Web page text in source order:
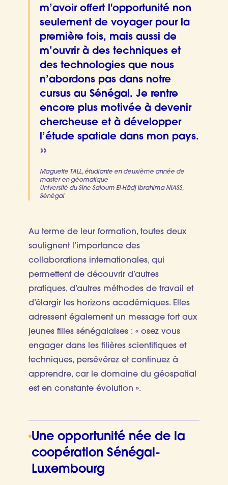
m’avoir offert l'opportunité non
seulement de voyager pour la
première fois, mais aussi de
m’ouvrir à des techniques et
des technologies que nous
n’abordons pas dans notre
cursus au Sénégal. Je rentre
encore plus motivée à devenir
chercheuse et à développer
l’étude spatiale dans mon pays.
Maguette TALL, étudiante en deuxième année de
master en géomatique
Université du Sine Saloum El-Hâdj Ibrahima NIASS,
Sénégal
Au terme de leur formation, toutes deux
soulignent l’importance des
collaborations internationales, qui
permettent de découvrir d’autres
pratiques, d’autres méthodes de travail et
d’élargir les horizons académiques. Elles
adressent également un message fort aux
jeunes filles sénégalaises : « osez vous
engager dans les filières scientifiques et
techniques, persévérez et continuez à
apprendre, car le domaine du géospatial
est en constante évolution ».
Une opportunité née de la
coopération Sénégal-
Luxembourg